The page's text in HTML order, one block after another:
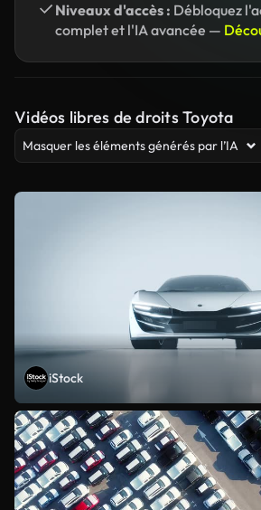
Niveaux d'accès : Débloquez
complet et l'IA avancée —
Vidéos libres de droits Toyota
Masquer les éléments générés par l’IA
iStock